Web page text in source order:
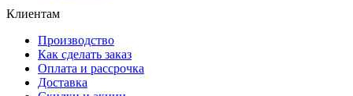
Клиентам
Производство
Как сделать заказ
Оплата и рассрочка
Доставка